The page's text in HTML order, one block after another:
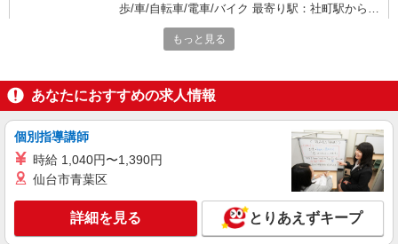
歩/車/自転車/電車/バイク 最寄り駅：社町駅から徒
歩20分・車5分 ※構内の（無料）駐車場利用OK
正社員
UTエージェント株式会社 AGT関西第二CU AGT小野エリア NP南山CL
《JBNP1C》
NEW
月給：193,000円〜 月収例：230,000円(月給＋
兵庫県加東市 勤務詳細：加東市 通勤方法：徒
歩/車/自転車/バイク 最寄り駅：滝駅から車28分 ※
構内の（無料）駐車場利用OK
もっと見る
あなたにおすすめの求人情報
個別指導講師
時給 1,040円〜1,390円
仙台市青葉区
詳細を見る とりあえずキープ